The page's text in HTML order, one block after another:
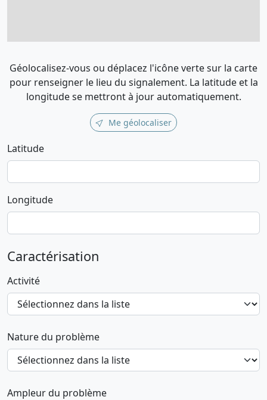
Géolocalisez-vous ou déplacez l'icône verte sur la carte
pour renseigner le lieu du signalement. La latitude et la
longitude se mettront à jour automatiquement.
Me géolocaliser
Latitude
Longitude
Caractérisation
Activité
Nature du problème
Ampleur du problème